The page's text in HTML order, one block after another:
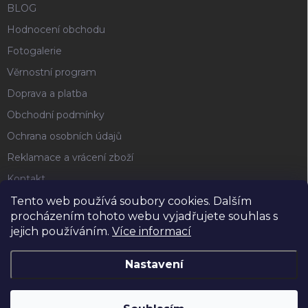
Tento web používá soubory cookies. Dalším
procházením tohoto webu vyjadřujete souhlas s
jejich používáním. Více informací
Nastavení
BLOG
Hodnocení obchodu
Fotogalerie
Věrnostní program
Doprava a platba
Obchodní podmínky
Ochrana osobních údajů
Reklamace a vrácení zboží
Kontakt
FACEBOOK
Horse4u . Všechna práva vyhrazena.